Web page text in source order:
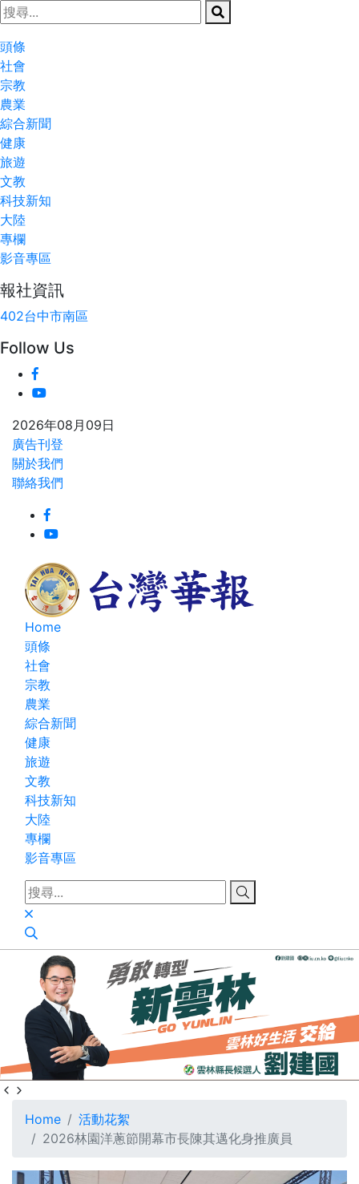
頭條
社會
宗教
農業
綜合新聞
健康
旅遊
文教
科技新知
大陸
專欄
影音專區
報社資訊
402台中市南區
Follow Us
2026年08月09日
廣告刊登
關於我們
聯絡我們
Home
頭條
社會
宗教
農業
綜合新聞
健康
旅遊
文教
科技新知
大陸
專欄
影音專區
Home
活動花絮
2026林園洋蔥節開幕市長陳其邁化身推廣員